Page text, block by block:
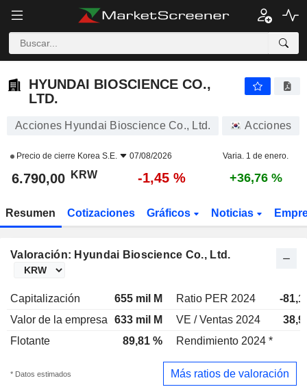
HYUNDAI BIOSCIENCE CO.,
LTD.
Acciones Hyundai Bioscience Co., Ltd. Acciones
Precio de cierre Korea S.E. 07/08/2026 Varia. 1 de enero.
6.790,00 KRW -1,45 % +36,76 %
Resumen Cotizaciones Gráficos Noticias
Valoración: Hyundai Bioscience Co., Ltd.
Capitalización 655 mil M Ratio PER 2024
-
Valor de la empresa
633 mil M VE / Ventas 2024
Flotante
89,81 % Rendimiento 2024 *
* Datos estimados Más ratios de valoración